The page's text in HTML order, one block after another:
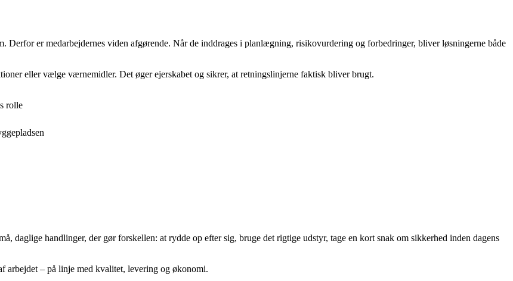
Derfor er medarbejdernes viden afgørende. Når de inddrages i planlægning, risikovurdering og forbedringer, bliver løsningerne både
eller vælge værnemidler. Det øger ejerskabet og sikrer, at retningslinjerne faktisk bliver brugt.
rolle
daglige handlinger, der gør forskellen: at rydde op efter sig, bruge det rigtige udstyr, tage en kort snak om sikkerhed inden dagens
arbejdet – på linje med kvalitet, levering og økonomi.